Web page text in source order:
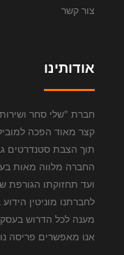
צור קשר
אודותינו
קצר מאוד הפכה
תוך הצבת סטנדרטים
החברה מלווה מאות
ועד תחזוקתו הגורפת
לחברתנו מוניטין
מענה לכל הדרוש
אנו מאפשרים פריסה